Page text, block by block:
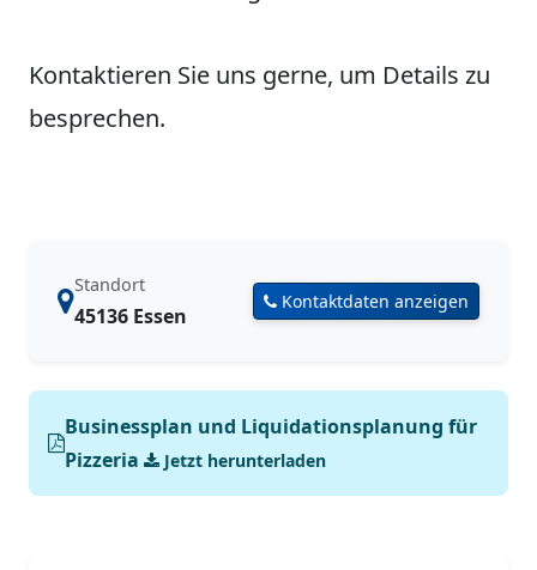
Kontaktieren Sie uns gerne, um Details zu
besprechen.
Standort
45136 Essen
Kontaktdaten anzeigen
Businessplan und Liquidationsplanung für
Pizzeria
Jetzt herunterladen